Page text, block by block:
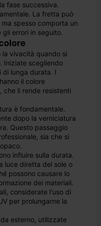
fase successiva.
La fretta può
spesso comporta un
errori in seguito.
vivacità quando si
Iniziate scegliendo
di lunga durata. I
il colore
che li rende resistenti
è fondamentale.
dopo la verniciatura
Questo passaggio
sia che si
influire sulla durata.
luce diretta del sole o
possono causare lo
dei materiali.
considerate l'uso di
per prolungarne la
esterno, utilizzate